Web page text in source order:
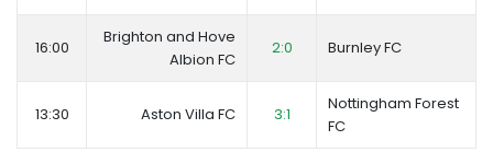
16:00
Brighton and Hove
Albion FC
2:0 Burnley FC
13:30 Aston Villa FC 3:1
Nottingham Forest
FC